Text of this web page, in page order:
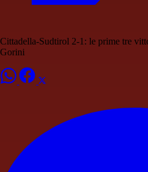
Cittadella-Sudtirol 2-1: le prime tre
Gorini